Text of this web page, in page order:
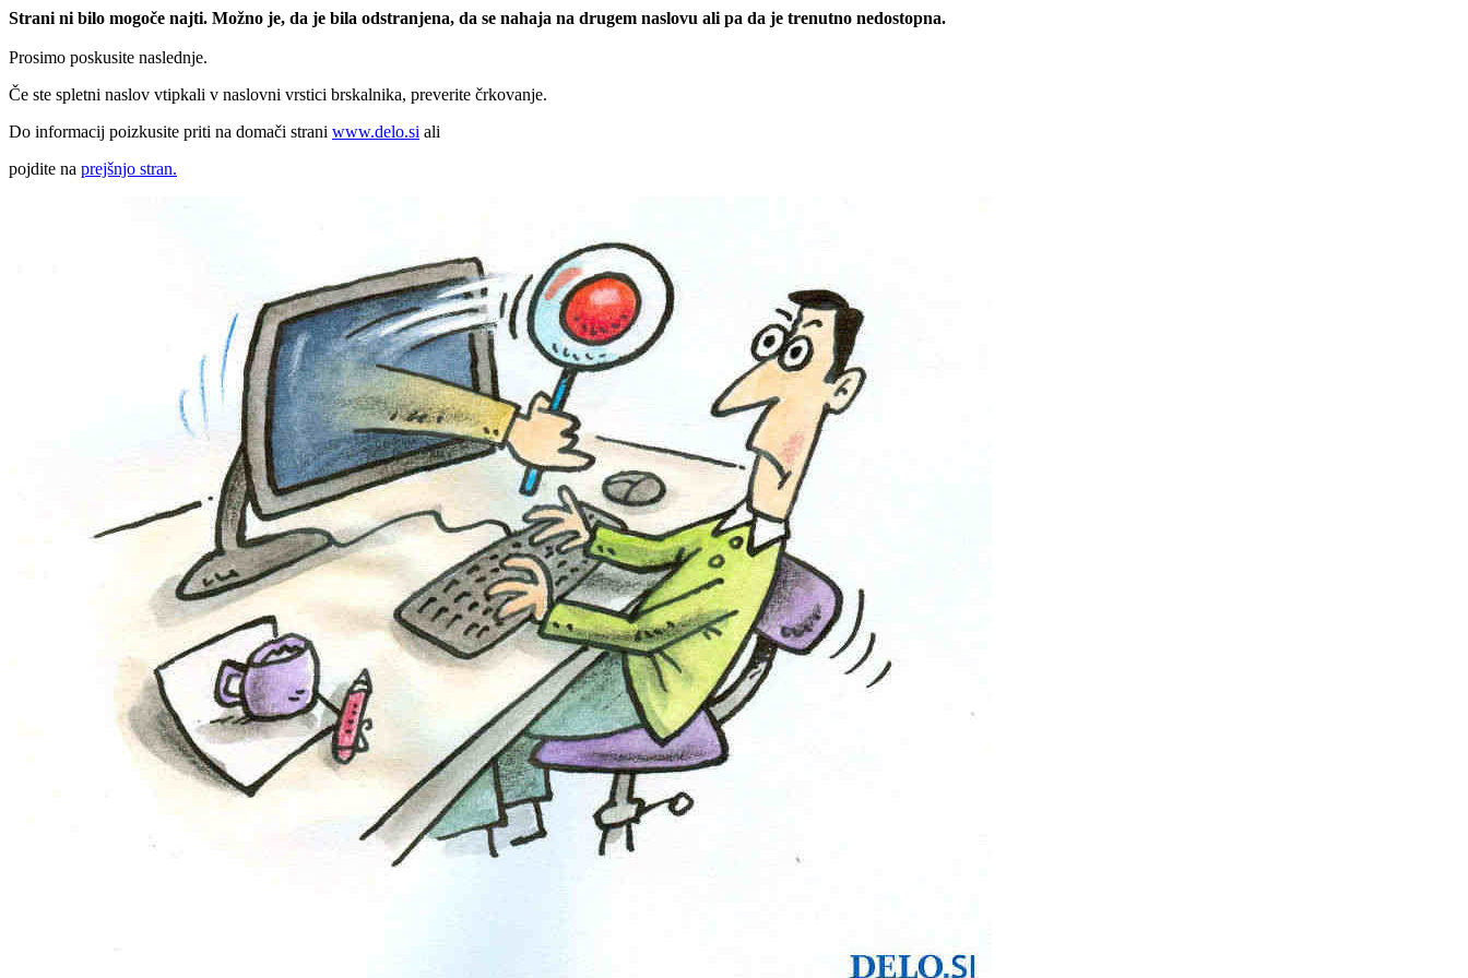
Strani ni bilo mogoče najti. Možno je, da je bila odstranjena, da se nahaja na drugem naslovu ali pa da je trenutno nedostopna.
Prosimo poskusite naslednje.
Če ste spletni naslov vtipkali v naslovni vrstici brskalnika, preverite črkovanje.
Do informacij poizkusite priti na domači strani www.delo.si ali
pojdite na prejšnjo stran.